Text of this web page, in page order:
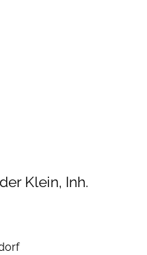
Klein, Inh.